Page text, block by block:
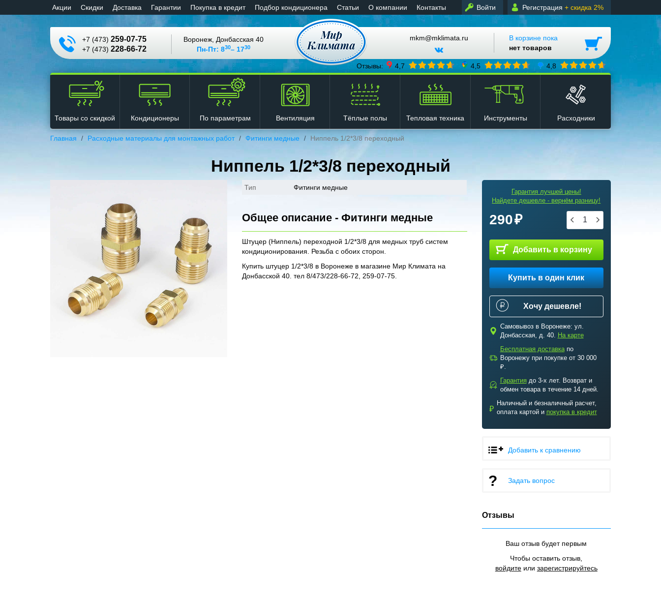
Войти Регистрация + скидка 2%
Aкции Cкидки Доставка Гарантии Покупка в кредит Подбор кондиционера Статьи О компании Контакты
+7 (473) 259-07-75
+7 (473) 228-66-72
Воронеж, Донбасская 40
Пн-Пт: 830– 1730
mkm@mklimata.ru
В корзине пока
нет товаров
Отзывы: 4,7 4,5 4,8
Товары со скидкой Кондиционеры По параметрам Вентиляция Тёплые полы Тепловая техника Инструменты Расходники
Главная Расходные материалы для монтажных работ Фитинги медные Ниппель 1/2*3/8 переходный
Ниппель 1/2*3/8 переходный
Гарантия лучшей цены!
Найдете дешевле - вернём разницу!
290
Добавить в корзину
Купить в один клик
Хочу дешевле!
c
Самовывоз в Воронеже: ул.
Донбасская, д. 40. На карте
a
Бесплатная доставкапо
Воронежу при покупке от 30 000
₽.
b
Гарантиядо 3-х лет. Возврат и
обмен товара в течение 14 дней.
₽
Наличный и безналичный расчет,
оплата картой и покупка в кредит
Добавить к сравнению
Задать вопрос
Тип Фитинги медные
Общее описание - Фитинги медные
Штуцер (Ниппель) переходной 1/2*3/8 для медных труб систем
кондиционирования. Резьба с обоих сторон.
Купить штуцер 1/2*3/8 в Воронеже в магазине Мир Климата на
Донбасской 40. тел 8/473/228-66-72, 259-07-75.
Отзывы
Ваш отзыв будет первым
Чтобы оставить отзыв,
войдитеили зарегистрируйтесь